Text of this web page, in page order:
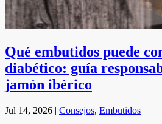
Qué embutidos puede
diabético: guía
jamón ibérico
Jul 14, 2026 | Consejos, Embutidos